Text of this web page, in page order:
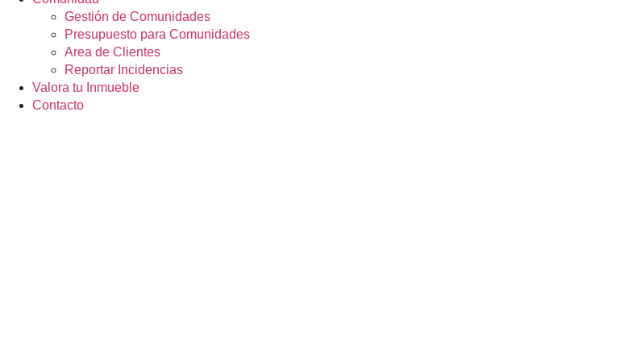
Gestión de Comunidades
Presupuesto para Comunidades
Area de Clientes
Reportar Incidencias
Valora tu Inmueble
Contacto